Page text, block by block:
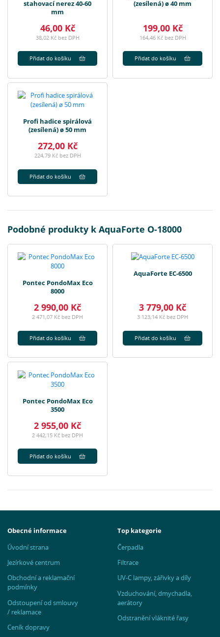
stahovací nerez 40-60
mm
46,00 Kč
38,02 Kč bez DPH
Přidat do košíku
(zesílená) ø 40 mm
199,00 Kč
164,46 Kč bez DPH
Přidat do košíku
Profi hadice spirálová
(zesílená) ø 50 mm
272,00 Kč
224,79 Kč bez DPH
Přidat do košíku
Podobné produkty k AquaForte O-18000
Pontec PondoMax Eco
8000
2 990,00 Kč
2 471,07 Kč bez DPH
Přidat do košíku
AquaForte EC-6500
3 779,00 Kč
3 123,14 Kč bez DPH
Přidat do košíku
Pontec PondoMax Eco
3500
2 955,00 Kč
2 442,15 Kč bez DPH
Přidat do košíku
Obecné informace
Úvodní strana
Jezírkové centrum
Obchodní a reklamační
podmínky
Odstoupení od smlouvy
/ reklamace
Ceník dopravy
Top kategorie
Čerpadla
Filtrace
UV-C lampy, zářivky a díly
Vzduchování, dmychadla,
aerátory
Odstranění vláknité řasy